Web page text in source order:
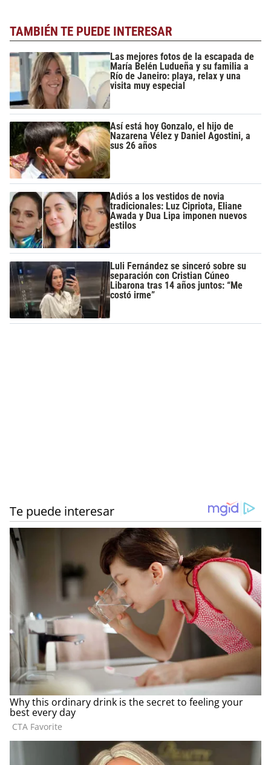
TAMBIÉN TE PUEDE INTERESAR
Las mejores fotos de la escapada de
María Belén Ludueña y su familia a
Río de Janeiro: playa, relax y una
visita muy especial
Así está hoy Gonzalo, el hijo de
Nazarena Vélez y Daniel Agostini, a
sus 26 años
Adiós a los vestidos de novia
tradicionales: Luz Cipriota, Eliane
Awada y Dua Lipa imponen nuevos
estilos
Luli Fernández se sinceró sobre su
separación con Cristian Cúneo
Libarona tras 14 años juntos: “Me
costó irme”